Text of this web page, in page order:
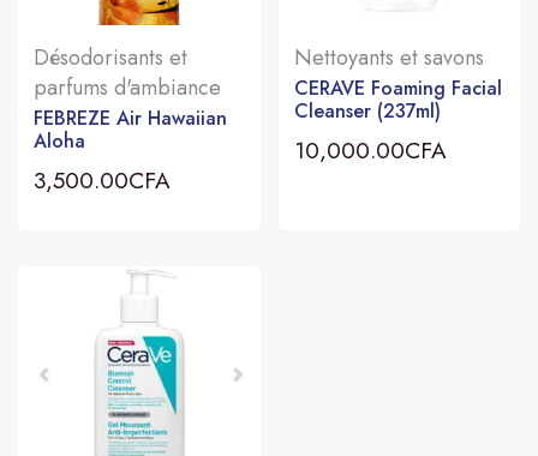
Désodorisants et
parfums d'ambiance
FEBREZE Air Hawaiian
Aloha
3,500.00CFA
Nettoyants et savons
CERAVE Foaming Facial
Cleanser (237ml)
10,000.00CFA